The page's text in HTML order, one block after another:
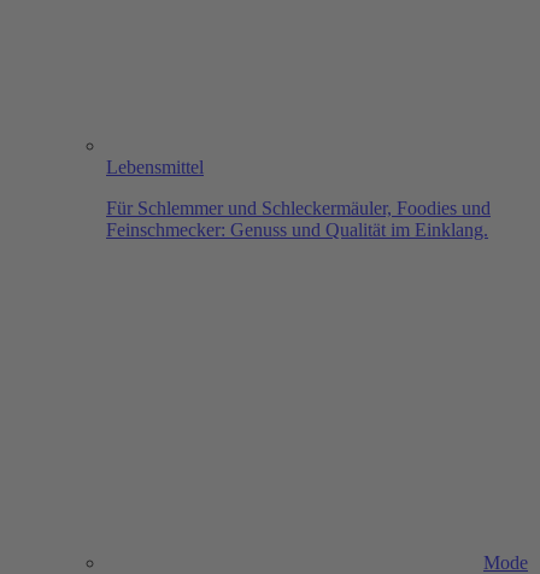
Lebensmittel
Für Schlemmer und Schleckermäuler, Foodies und
Feinschmecker: Genuss und Qualität im Einklang.
Mode